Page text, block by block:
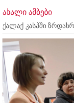
ახალი ამბები
ქალაქ კასპში